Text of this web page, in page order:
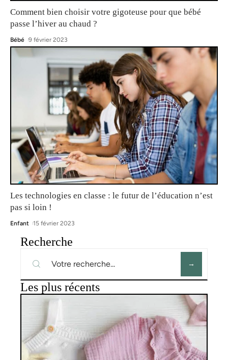
Comment bien choisir votre gigoteuse pour que bébé
passe l’hiver au chaud ?
Bébé 9 février 2023
Les technologies en classe : le futur de l’éducation n’est
pas si loin !
Enfant 15 février 2023
Recherche
Les plus récents